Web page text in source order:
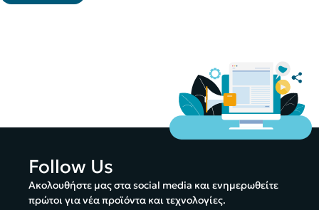
Follow Us
Ακολουθήστε μας στα social media και ενημερωθείτε
πρώτοι για νέα προϊόντα και τεχνολογίες.